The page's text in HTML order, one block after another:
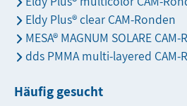
Eldy Plus® clear CAM-Ronden
MESA® MAGNUM SOLARE
dds PMMA multi-layered CAM-
Häufig gesucht